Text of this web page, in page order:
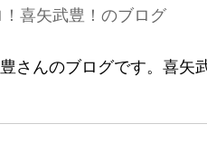
喜矢武豊！のブログ
さんのブログです。喜矢